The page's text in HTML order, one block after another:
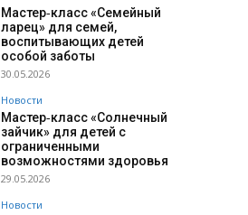
Мастер‑класс «Семейный
ларец» для семей,
воспитывающих детей
особой заботы
30.05.2026
Новости
Мастер‑класс «Солнечный
зайчик» для детей с
ограниченными
возможностями здоровья
29.05.2026
Новости